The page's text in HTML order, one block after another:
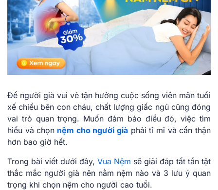
Để người già vui vẻ tận hưởng cuộc sống viên mãn tuổi
xế chiều bên con cháu, chất lượng giấc ngủ cũng đóng
vai trò quan trọng. Muốn đảm bảo điều đó, việc tìm
hiểu và chọn nệm cho người già phải tỉ mỉ và cẩn thận
hơn bao giờ hết.
Trong bài viết dưới đây, Vua Nệm sẽ giải đáp tất tần tật
thắc mắc người già nên nằm nệm nào và 3 lưu ý quan
trọng khi chọn nệm cho người cao tuổi.